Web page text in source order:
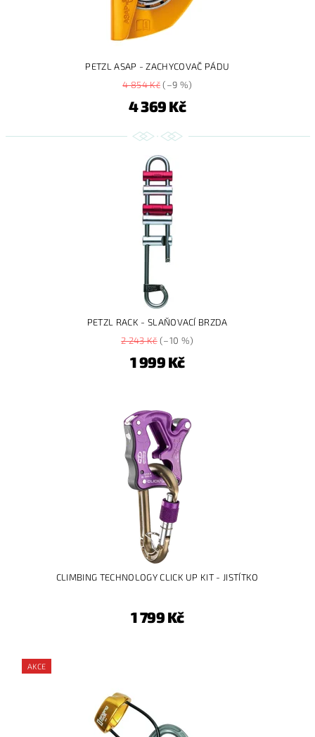
PETZL ASAP - ZACHYCOVAČ PÁDU
4 854 Kč(–9 %)
4 369 Kč
PETZL RACK - SLAŇOVACÍ BRZDA
2 243 Kč(–10 %)
1 999 Kč
CLIMBING TECHNOLOGY CLICK UP KIT - JISTÍTKO
1 799 Kč
AKCE